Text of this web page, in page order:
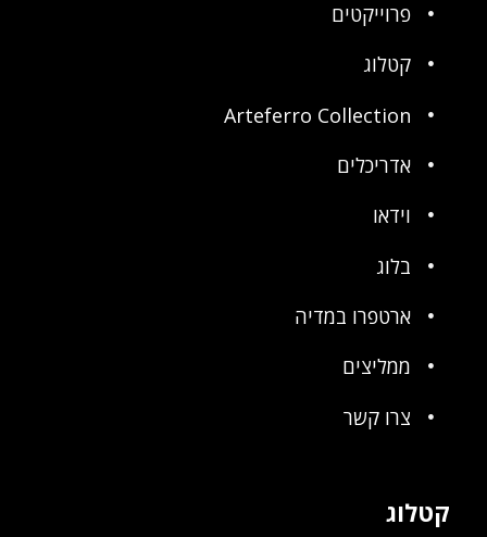
פרוייקטים
קטלוג
Arteferro Collection
אדריכלים
וידאו
בלוג
ארטפרו במדיה
ממליצים
צרו קשר
קטלוג